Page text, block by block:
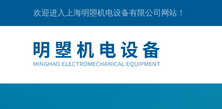
欢迎进入上海明曌机电设备有限公司网站！